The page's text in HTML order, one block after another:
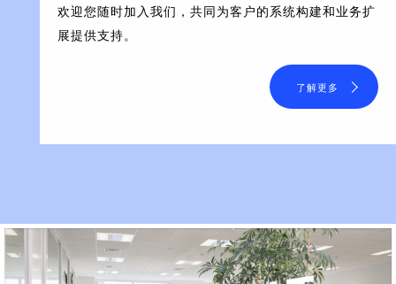
欢迎您随时加入我们，共同为客户的系统构建和业务扩
展提供支持。
了解更多